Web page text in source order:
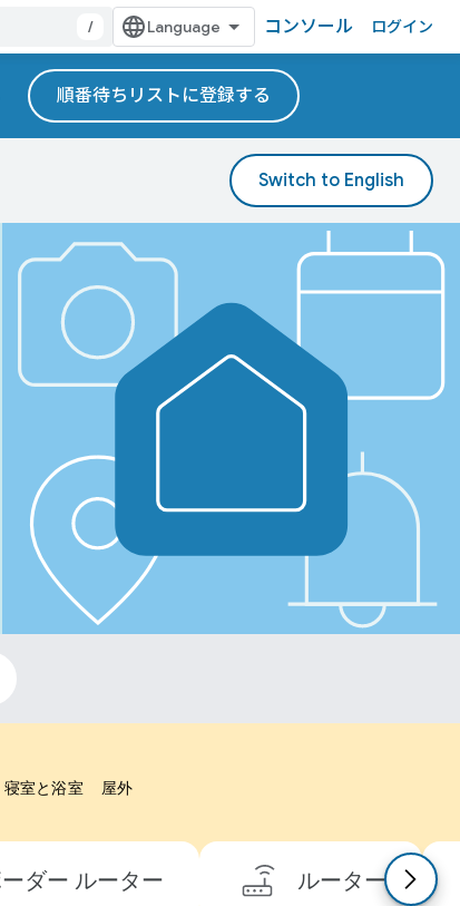
/ コンソール ログイン
順番待ちリストに登録する